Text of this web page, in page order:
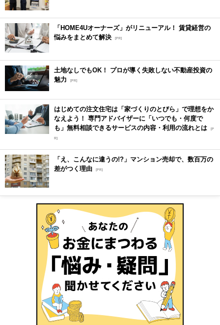
「HOME4Uオーナーズ」がリニューアル！ 賃貸経営の
悩みをまとめて解決 [PR]
土地なしでもOK！ プロが導く失敗しない不動産投資の
魅力
[PR]
はじめての注文住宅は「家づくりのとびら」で理想をか
なえよう！ 専門アドバイザーに「いつでも・何度で
も」無料相談できるサービスの内容・利用の流れとは [P
R]
「え、こんなに違うの!?」マンション売却で、数百万の
差がつく理由 [PR]